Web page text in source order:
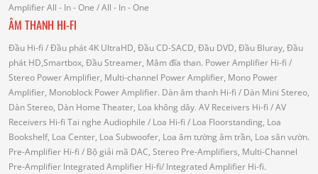
AmplifierAll - In - One / All - In - One
ÂM THANH HI-FI
Đầu Hi-fi / Đầu phát 4K UltraHD, Đầu CD-SACD, Đầu DVD, Đầu Bluray, Đầu
phát HD,Smartbox, Đầu Streamer, Mâm đĩa than. Power Amplifier Hi-fi /
Stereo Power Amplifier, Multi-channel Power Amplifier, Mono Power
Amplifier, Monoblock Power Amplifier. Dàn âm thanh Hi-fi / Dàn Mini Stereo,
Dàn Stereo, Dàn Home Theater, Loa không dây. AV Receivers Hi-fi / AV
Receivers Hi-fi Tai nghe Audiophile / Loa Hi-fi / Loa Floorstanding, Loa
Bookshelf, Loa Center, Loa Subwoofer, Loa âm tường âm trần, Loa sân vườn.
Pre-Amplifier Hi-fi / Bộ giải mã DAC, Stereo Pre-Amplifiers, Multi-Channel
Pre-Amplifier Integrated Amplifier Hi-fi/ Integrated Amplifier Hi-fi.